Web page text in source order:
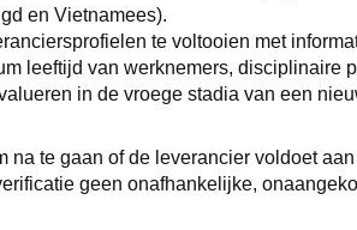
en Vietnamees).
te voltooien met
leeftijd van werknemers, disciplinaire
in de vroege stadia van een
na te gaan of de leverancier voldoet
geen onafhankelijke,